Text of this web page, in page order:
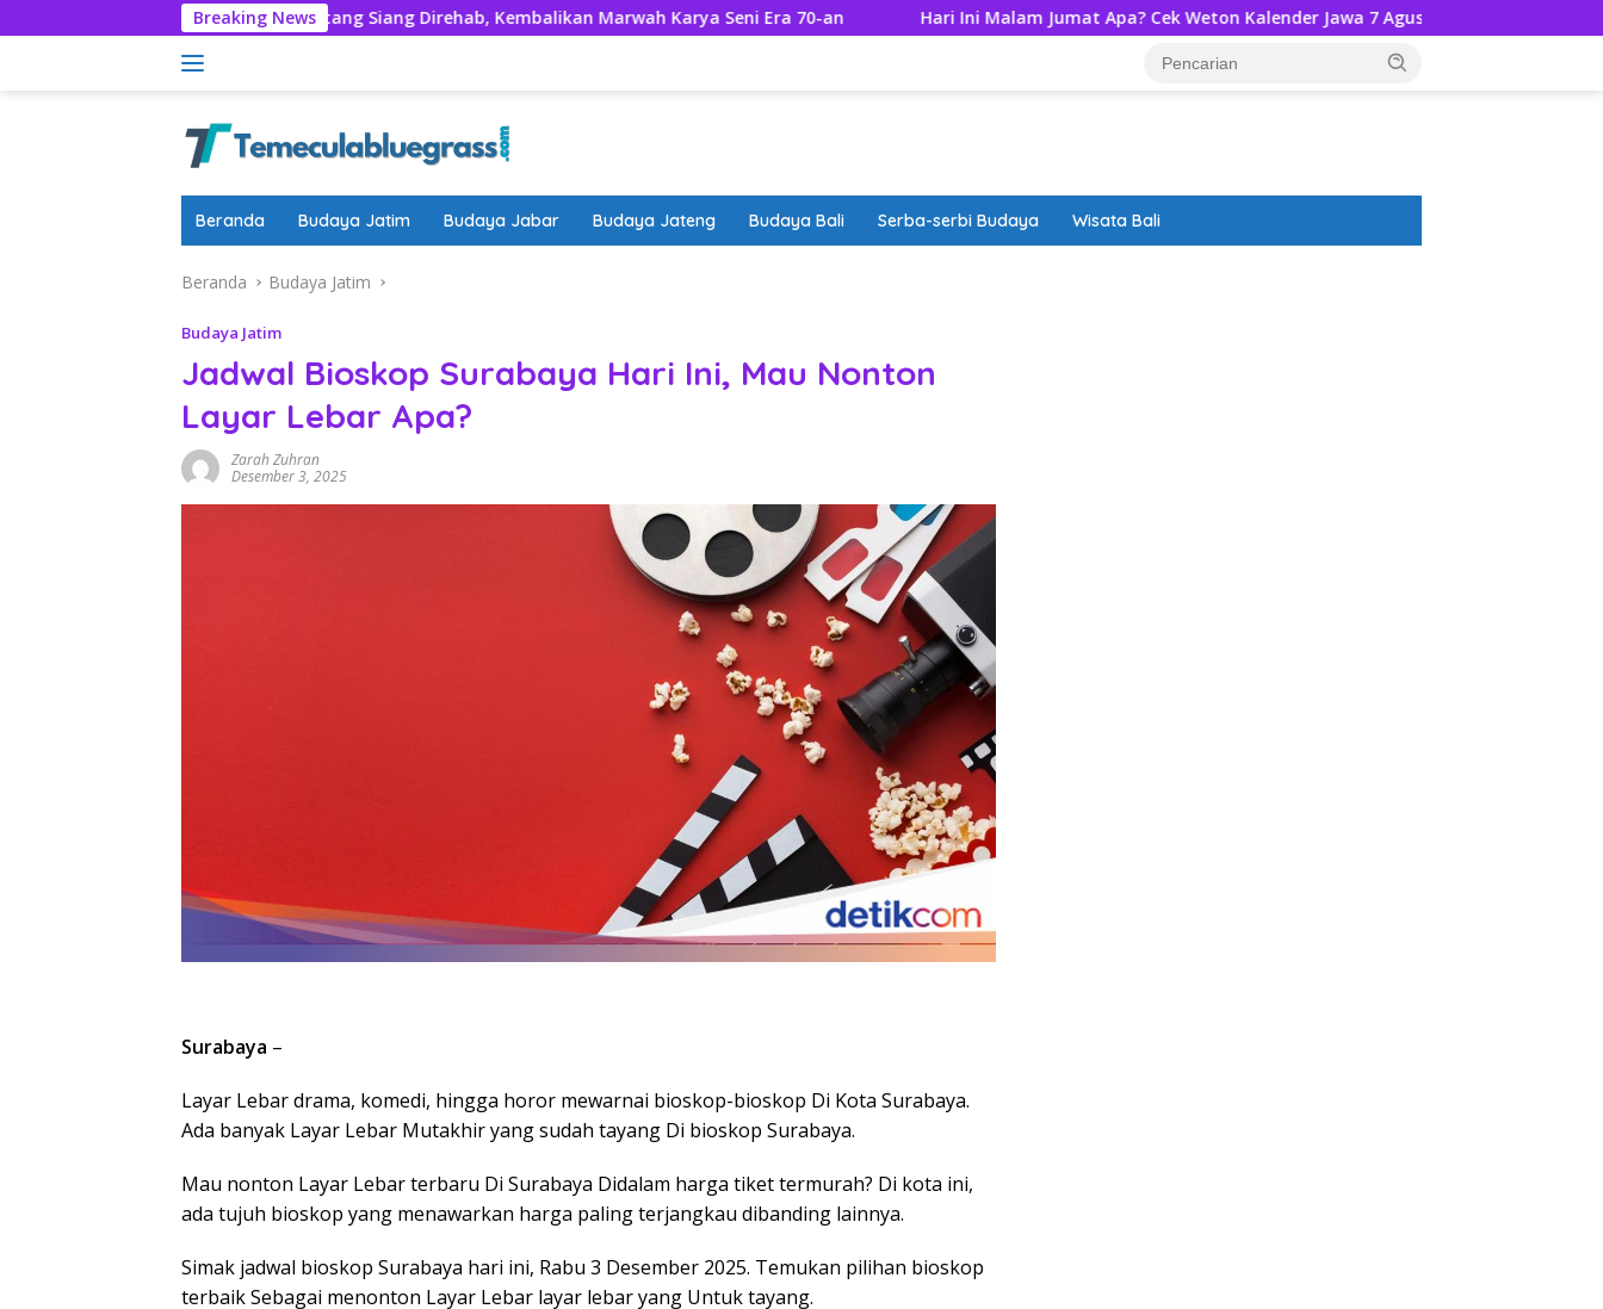
ke
Breaking News
Rumentang Siang Direhab, Kembalikan Marwah Karya Seni Era 70-an Hari Ini Malam Jumat Apa? Cek Weton Kalender Jawa 7 Agustus 2026-Ramalannya!
Beranda Budaya Jatim Budaya Jabar Budaya Jateng Budaya Bali Serba-serbi Budaya Wisata Bali
Beranda Budaya Jatim
Budaya Jatim
Jadwal Bioskop Surabaya Hari Ini, Mau Nonton
Layar Lebar Apa?
Zarah Zuhran
Desember 3, 2025
Surabaya –
Layar Lebar drama, komedi, hingga horor mewarnai bioskop-bioskop Di Kota Surabaya.
Ada banyak Layar Lebar Mutakhir yang sudah tayang Di bioskop Surabaya.
Mau nonton Layar Lebar terbaru Di Surabaya Didalam harga tiket termurah? Di kota ini,
ada tujuh bioskop yang menawarkan harga paling terjangkau dibanding lainnya.
Simak jadwal bioskop Surabaya hari ini, Rabu 3 Desember 2025. Temukan pilihan bioskop
terbaik Sebagai menonton Layar Lebar layar lebar yang Untuk tayang.